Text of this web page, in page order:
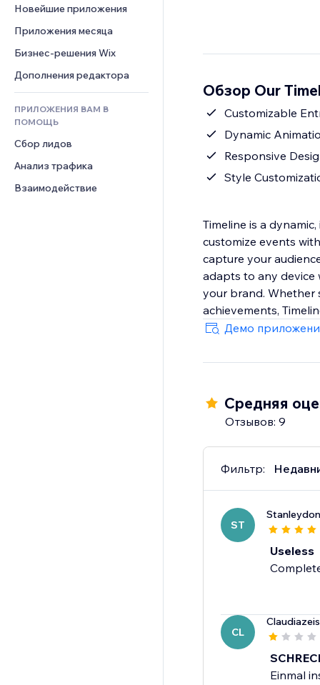
Складские услуги
Еда и напитки
PDF
Обмен файлами
Новости
Баннеры и значки
Калькуляторы
Погода
Графики и таблицы
Чат
Комментарии
Телефон
Сообщество
Отзывы и комментарии
Управление отношениями с
клиентом (CRM)
Новейшие приложения
Приложения месяца
Бизнес-решения Wix
Дополнения редактора
ПРИЛОЖЕНИЯ ВАМ В
ПОМОЩЬ
Сбор лидов
Анализ трафика
Взаимодействие
Обзор Our
Customizable
Dynamic
Responsive
Style
Timeline is a
customize events
capture your
adapts to any device
your brand. Whether
achievements,
Демо
Средняя
Отзывов: 9
Фильтр:
ST
Useless
CL
Einmal